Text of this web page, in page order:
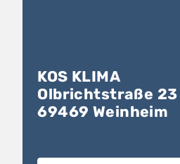
KOS KLIMA
Olbrichtstraße 23
69469 Weinheim